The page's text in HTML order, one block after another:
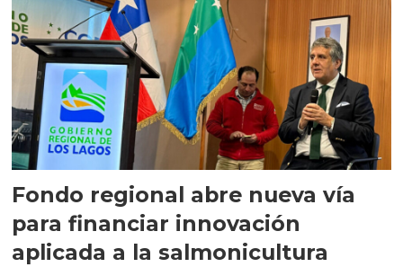
Fondo regional abre nueva vía
para financiar innovación
aplicada a la salmonicultura